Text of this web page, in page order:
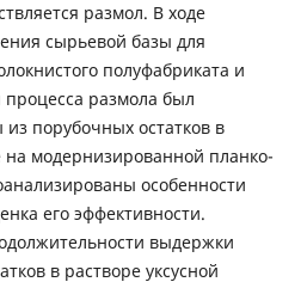
размол. В ходе
сырьевой базы для
полуфабриката и
размола был
порубочных остатков в
модернизированной планко-
особенности
его эффективности.
выдержки
в растворе уксусной